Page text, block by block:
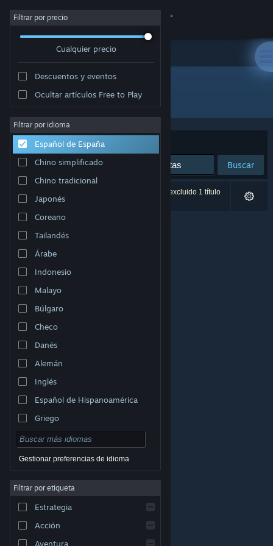
Iniciar sesión
Acerca de
Soporte
Cambiar idioma
Descargar Steam Mobile
Ver versión clásica
© Valve Corporation. Todos los derechos reservados.
respectivos dueños en EE. UU. y otros países.
Acuerdo de Suscriptor a Steam
Cookies
Filtrar por precio
Cualquier precio
Descuentos y eventos
Ocultar artículos Free to Play
Filtrar por idioma
Español de España
Chino simplificado
Chino tradicional
Japonés
Coreano
Tailandés
Árabe
Indonesio
Malayo
Búlgaro
Checo
Danés
Alemán
Inglés
Español de Hispanoamérica
Griego
Gestionar preferencias de idioma
Filtrar por etiqueta
Estrategia
Acción
Aventura
Editor: Picroma
Ordenar por Relevancia
Buscar
0 resultados coinciden con la búsqueda. Se ha excluido 1 título
basándose en tus preferencias.